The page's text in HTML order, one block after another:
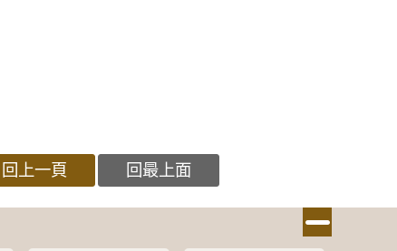
回上一頁 回最上面